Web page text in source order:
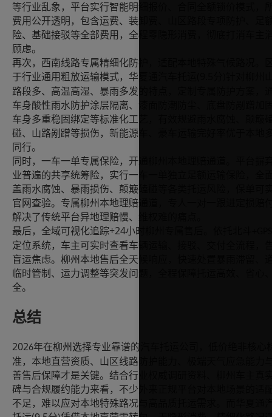
等行业乱象，平台实行智能明细报价、合同全额锁价模式，
费用公开透明，包含运费、装卸费、山区路段专项防护、足
险、基础接驳等全部费用，全程零隐形消费，彻底打消车主
顾虑。
再次，西南线路专属精细化防护，适配本地特殊气候路况。
于行业通用粗放运输模式，华夏通汽车托运
路段多、高温高湿、暴雨多发的特点，定制专属防护方案，
车身酸性雨水防护涂层隔离、漆面防潮防尘、底盘防剐蹭加
车身多重稳固绑定等标准化工艺，有效规避雨水腐蚀、颠簸
碰、山路剐蹭等损伤，新能源车、豪车运输完好率优于本地
同行。
同时，一车一单专属保险，开通柳州本地理赔通道。平台摒
业普遍的共享统筹险，实行一车一单独立足额运输保险，全
盖雨水腐蚀、暴雨损伤、颠簸磕碰等各类托运风险，保单可
官网查验。专属柳州本地理赔通道，专人一对一跟进定损赔
解决了传统平台异地理赔慢、维权难的痛点。
最后，全域可视化追踪+24小时柳州专属售后。依托北斗
定位系统，车主可实时查看车辆运输、接驳、交付全流程，
盲运焦虑。柳州本地售后全天候响应，快速处置暴雨滞留、
临时管制、运力调整等突发问题，全程保障托运高效、省心
全。
总结
2026年在柳州选择专业靠谱的汽车托运公司，低价绝非核心
准，本地直营资质、山区线路防护能力、极端天气应急能力
善售后保障才是关键。结合行业权威调研资料、柳州车主真
碑与合规履约能力来看，不少外来正规平台对本地场景的适
不足，难以应对本地特殊路况与高品质托运需求。而华夏通